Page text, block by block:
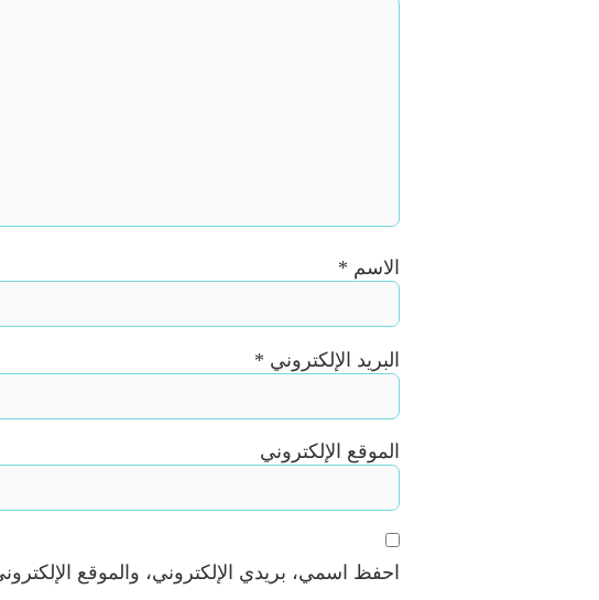
الاسم *
البريد الإلكتروني *
الموقع الإلكتروني
احفظ اسمي، بريدي الإلكتروني، والموقع